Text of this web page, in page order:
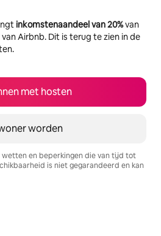
inkomstenaandeel van 20%van
Airbnb. Dit is terug te zien in de
met hosten
worden
wetten en beperkingen die van tijd tot
is niet gegarandeerd en kan